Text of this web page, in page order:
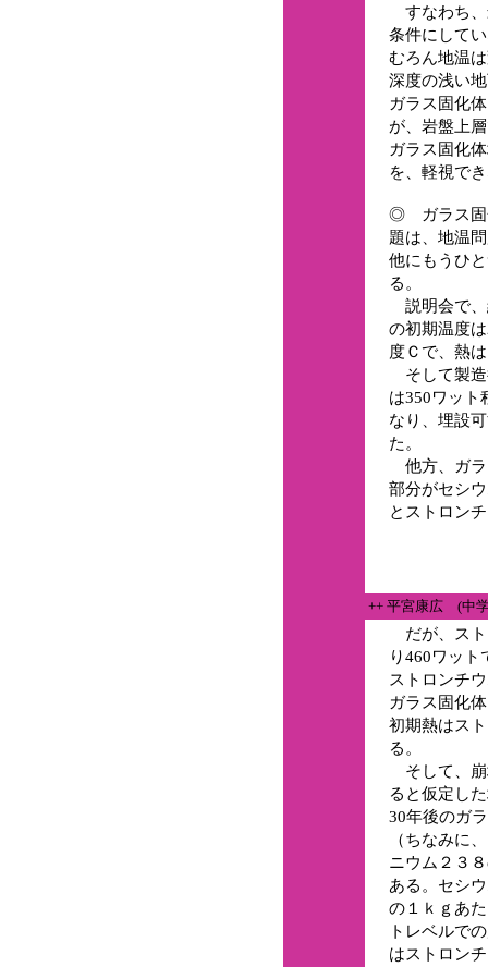
すなわち、
条件にして
むろん地温
深度の浅い
ガラス固化
が、岩盤上
ガラス固化
を、軽視で
◎ ガラス固
題は、地温
他にもうひ
る。
説明会で、
の初期温度
度Ｃで、熱
そして製造
は350ワット
なり、埋設
た。
他方、ガラ
部分がセシ
とストロン
++ 平宮康広 (中
だが、スト
り460ワット
ストロンチ
ガラス固化
初期熱はス
る。
そして、崩
ると仮定し
30年後のガ
（ちなみに
ニウム２３
ある。セシ
の１ｋｇあ
トレベルで
はストロン